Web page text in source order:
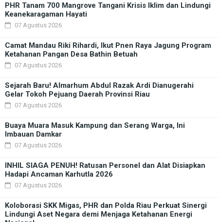
PHR Tanam 700 Mangrove Tangani Krisis Iklim dan Lindungi
Keanekaragaman Hayati
07 Agustus 2026
Camat Mandau Riki Rihardi, Ikut Pnen Raya Jagung Program
Ketahanan Pangan Desa Bathin Betuah
07 Agustus 2026
Sejarah Baru! Almarhum Abdul Razak Ardi Dianugerahi
Gelar Tokoh Pejuang Daerah Provinsi Riau
07 Agustus 2026
Buaya Muara Masuk Kampung dan Serang Warga, Ini
Imbauan Damkar
07 Agustus 2026
INHIL SIAGA PENUH! Ratusan Personel dan Alat Disiapkan
Hadapi Ancaman Karhutla 2026
07 Agustus 2026
Koloborasi SKK Migas, PHR dan Polda Riau Perkuat Sinergi
Lindungi Aset Negara demi Menjaga Ketahanan Energi